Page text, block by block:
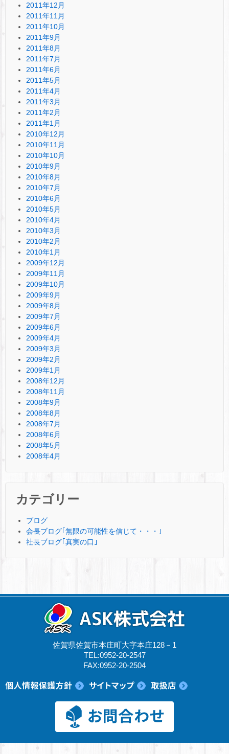
2011年12月
2011年11月
2011年10月
2011年9月
2011年8月
2011年7月
2011年6月
2011年5月
2011年4月
2011年3月
2011年2月
2011年1月
2010年12月
2010年11月
2010年10月
2010年9月
2010年8月
2010年7月
2010年6月
2010年5月
2010年4月
2010年3月
2010年2月
2010年1月
2009年12月
2009年11月
2009年10月
2009年9月
2009年8月
2009年7月
2009年6月
2009年4月
2009年3月
2009年2月
2009年1月
2008年12月
2008年11月
2008年9月
2008年8月
2008年7月
2008年6月
2008年5月
2008年4月
カテゴリー
ブログ
会長ブログ｢無限の可能性を信じて・・・｣
社長ブログ｢真実の口｣
佐賀県佐賀市本庄町大字本庄128－1
TEL:0952-20-2547
FAX:0952-20-2504